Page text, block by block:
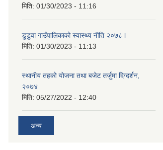
मिति: 01/30/2023 - 11:16
डुडुवा गाउँपालिकाको स्वास्थ्य नीति २०७८ l
मिति: 01/30/2023 - 11:13
स्थानीय तहको योजना तथा बजेट तर्जुमा दिग्दर्शन,
२०७४
मिति: 05/27/2022 - 12:40
अन्य